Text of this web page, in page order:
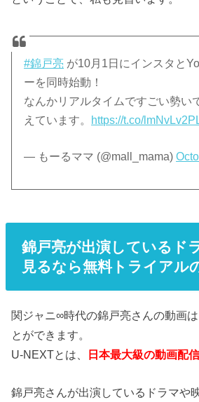
#錦戸亮 が10月1日にインスタと
ーを同時始動！
なんかリアルタイムですごい勢い
えています。
https://t.co/
— もーるママ (@mall_mama)
錦戸亮が出演しているド
見るなら無料トライアル
関ジャニ∞時代の錦戸亮さんの動画
とができます。
U-NEXTとは、
日本最大級の動画配
錦戸亮さんが出演しているドラマや